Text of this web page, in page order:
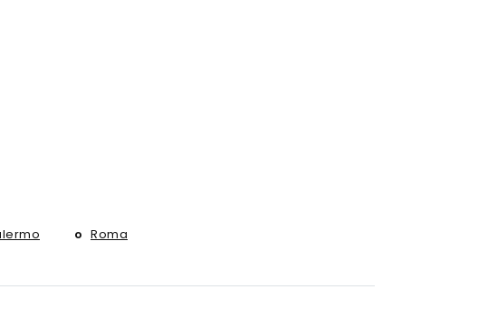
Roma